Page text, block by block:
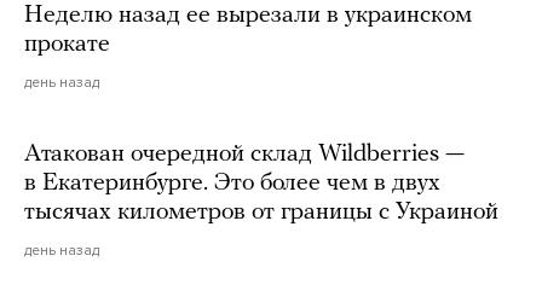
Неделю назад ее вырезали в украинском
прокате
день назад
Атакован очередной склад Wildberries —
в Екатеринбурге. Это более чем в двух
тысячах километров от границы с Украиной
день назад